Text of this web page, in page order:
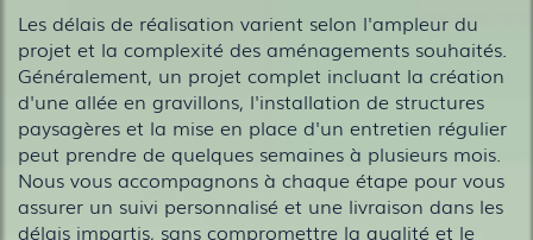
Les délais de réalisation varient selon l'ampleur du
projet et la complexité des aménagements souhaités.
Généralement, un projet complet incluant la création
d'une allée en gravillons, l'installation de structures
paysagères et la mise en place d'un entretien régulier
peut prendre de quelques semaines à plusieurs mois.
Nous vous accompagnons à chaque étape pour vous
assurer un suivi personnalisé et une livraison dans les
délais impartis, sans compromettre la qualité et le